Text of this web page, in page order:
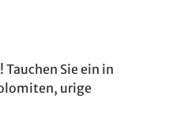
Sie ein in
urige